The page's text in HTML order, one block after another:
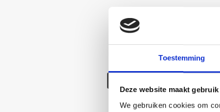
Toestemming
Deze website maakt
We gebruiken cookies om
Deze